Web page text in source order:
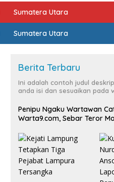
Sumatera Utara
Sumatera Utara
Berita Terbaru
Ini adalah contoh judul
anda isi dan sesuaikan pada
Penipu Ngaku Wartawan
Warta9.com, Sebar Teror